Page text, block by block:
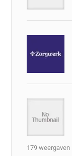
179 weergaven